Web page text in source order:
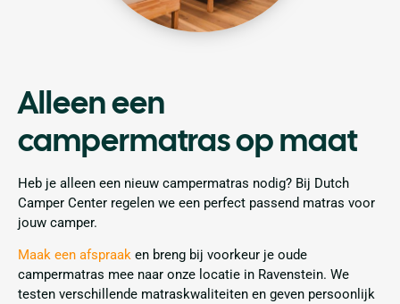
Alleen een
campermatras op maat
Heb je alleen een nieuw campermatras nodig? Bij Dutch
Camper Center regelen we een perfect passend matras voor
jouw camper.
Maak een afspraak en breng bij voorkeur je oude
campermatras mee naar onze locatie in Ravenstein. We
testen verschillende matraskwaliteiten en geven persoonlijk